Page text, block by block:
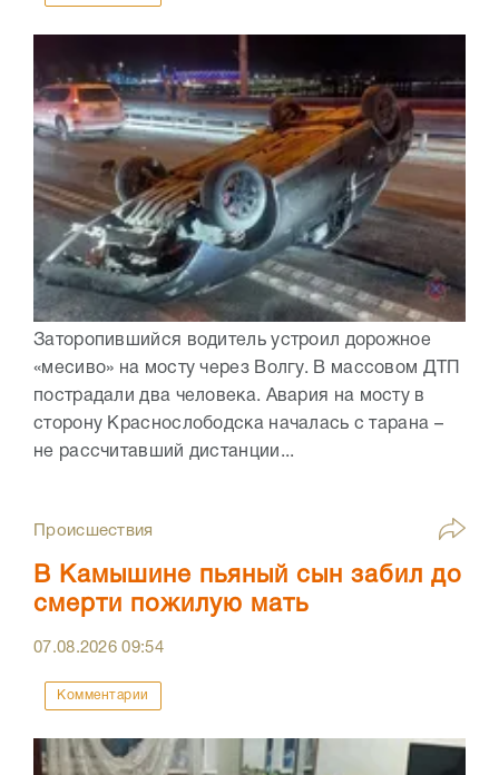
Заторопившийся водитель устроил дорожное
«месиво» на мосту через Волгу. В массовом ДТП
пострадали два человека. Авария на мосту в
сторону Краснослободска началась с тарана –
не рассчитавший дистанции...
Происшествия
В Камышине пьяный сын забил до
смерти пожилую мать
07.08.202609:54
Комментарии